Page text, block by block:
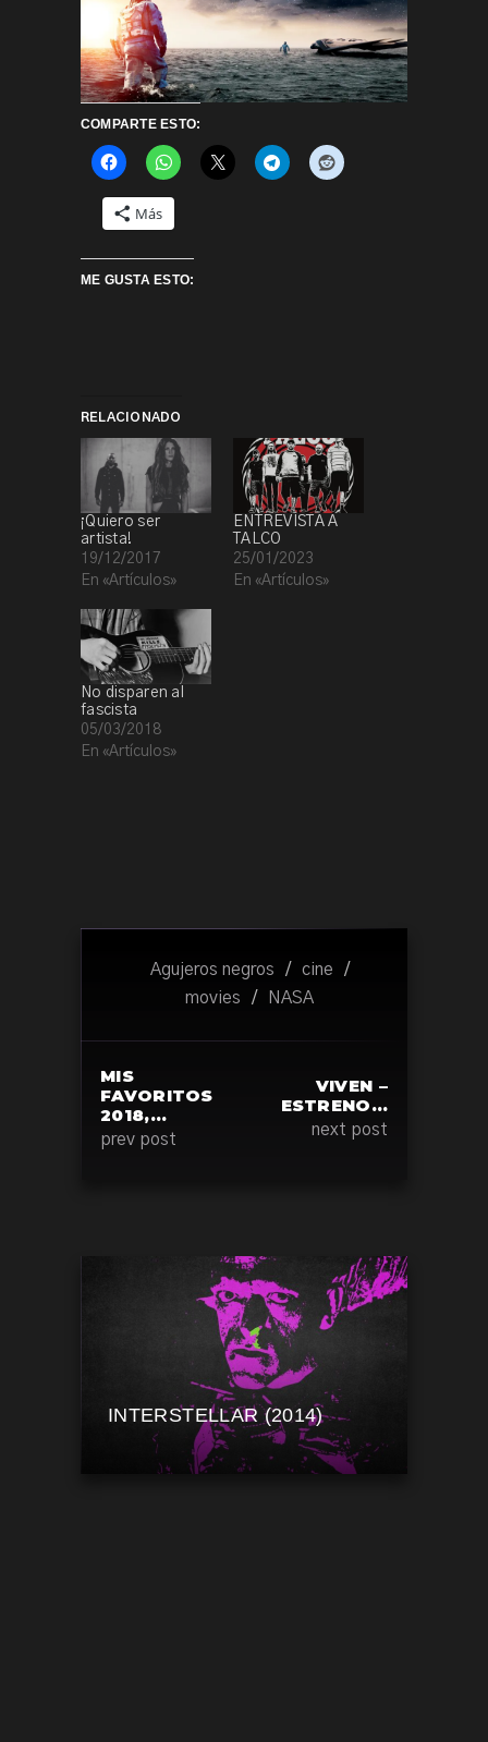
COMPARTE ESTO:
Más
ME GUSTA ESTO:
RELACIONADO
¡Quiero ser
artista!
19/12/2017
En «Artículos»
ENTREVISTA A
TALCO
25/01/2023
En «Artículos»
No disparen al
fascista
05/03/2018
En «Artículos»
Agujeros negros / cine
/
movies
/ NASA
MIS
FAVORITOS
2018,…
prev post
VIVEN –
ESTRENO…
next post
INTERSTELLAR (2014)